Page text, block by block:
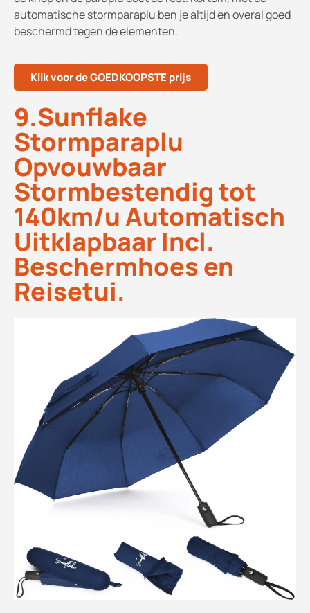
automatische stormparaplu ben je altijd en overal goed
beschermd tegen de elementen.
Klik voor de GOEDKOOPSTE prijs
9.Sunflake
Stormparaplu
Opvouwbaar
Stormbestendig tot
140km/u Automatisch
Uitklapbaar Incl.
Beschermhoes en
Reisetui.